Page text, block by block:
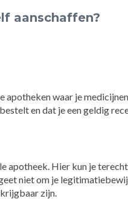
aanschaffen?
apotheken waar je
en dat je een geldig
apotheek. Hier kun je
niet om je
zijn.